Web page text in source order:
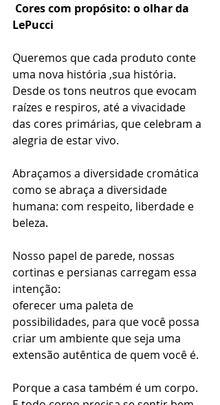
Cores com propósito: o olhar da
LePucci
Queremos que cada produto conte
uma nova história ,sua história.
Desde os tons neutros que evocam
raízes e respiros, até a vivacidade
das cores primárias, que celebram a
alegria de estar vivo.
Abraçamos a diversidade cromática
como se abraça a diversidade
humana: com respeito, liberdade e
beleza.
Nosso papel de parede, nossas
cortinas e persianas carregam essa
intenção:
oferecer uma paleta de
possibilidades, para que você possa
criar um ambiente que seja uma
extensão autêntica de quem você é.
Porque a casa também é um corpo.